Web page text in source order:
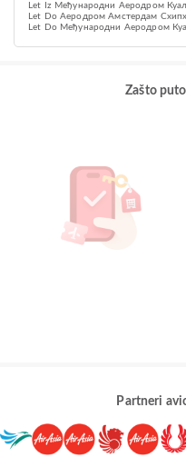
Let Iz Међународни Аеродром
Let Do Aеродром Амстердам
Let Do Међународни Аеродром
Zašto
Partneri